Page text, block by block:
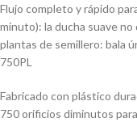
Flujo completo y rápido
minuto): la ducha suave
plantas de semillero: bala
750PL
Fabricado con plástico
750 orificios diminutos